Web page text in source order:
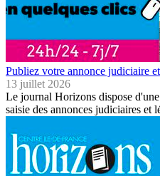
Publiez votre annonce judiciaire
13 juillet 2026
Le journal Horizons dispose
saisie des annonces judiciaires et